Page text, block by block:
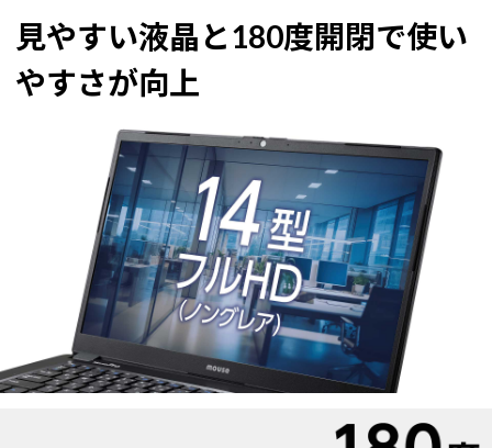
見やすい液晶と180度開閉で使い
やすさが向上